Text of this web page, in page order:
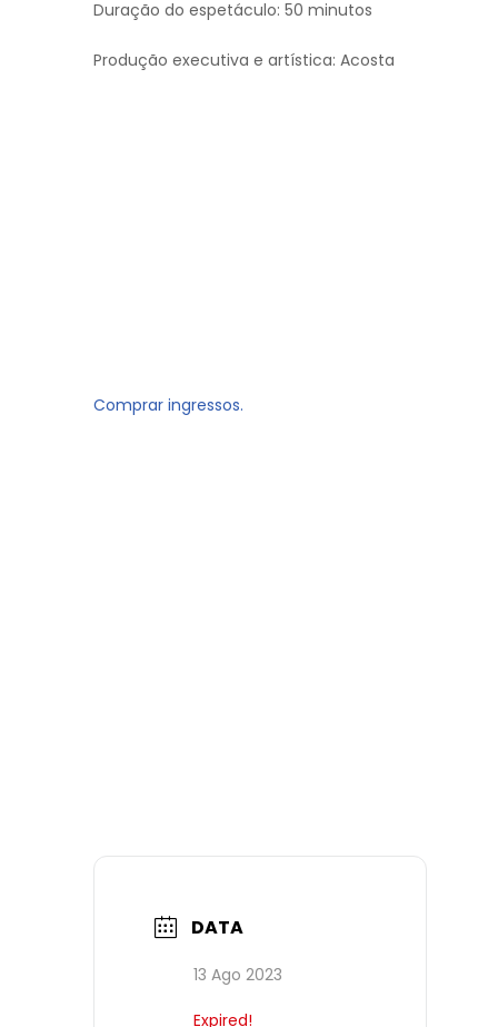
Duração do espetáculo: 50 minutos
Produção executiva e artística: Acosta
Comprar ingressos.
DATA
13 Ago 2023
Expired!